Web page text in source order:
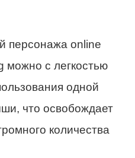
персонажа online
можно с легкостью
одной
что освобождает
количества